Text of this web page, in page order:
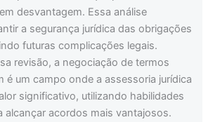
desvantagem. Essa análise
a segurança jurídica das obrigações
futuras complicações legais.
revisão, a negociação de termos
é um campo onde a assessoria jurídica
significativo, utilizando habilidades
alcançar acordos mais vantajosos.